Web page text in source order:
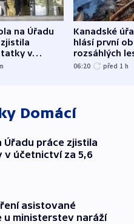
na Úřadu
v
za 5,6
Kanadské
hlásí první
rozsáhlých
požárů
06:20 před 1 h
Domácí
Úřadu práce zjistila
účetnictví za 5,6
asistované
u ministerstev naráží